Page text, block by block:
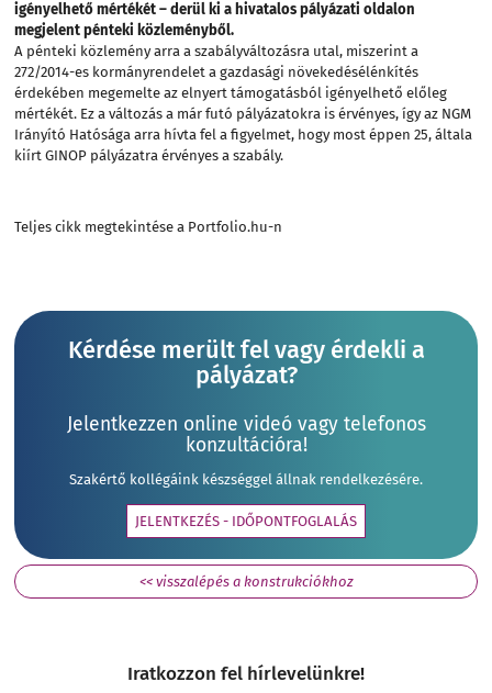
igényelhető mértékét – derül ki a hivatalos pályázati oldalon
megjelent pénteki közleményből.
A pénteki közlemény arra a szabályváltozásra utal, miszerint a
272/2014-es kormányrendelet a gazdasági növekedésélénkítés
érdekében megemelte az elnyert támogatásból igényelhető előleg
mértékét. Ez a változás a már futó pályázatokra is érvényes, így az NGM
Irányító Hatósága arra hívta fel a figyelmet, hogy most éppen 25, általa
kiírt GINOP pályázatra érvényes a szabály.
Teljes cikk megtekintése a Portfolio.hu-n
Kérdése merült fel vagy érdekli a
pályázat?
Jelentkezzen online videó vagy telefonos
konzultációra!
Szakértő kollégáink készséggel állnak rendelkezésére.
JELENTKEZÉS - IDŐPONTFOGLALÁS
<< visszalépés a konstrukciókhoz
Iratkozzon fel hírlevelünkre!